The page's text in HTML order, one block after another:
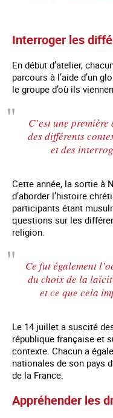
Interroger les
En début d’atelier,
parcours à l’aide d’un
le groupe d’où ils
C’est une
des différents
et des
Cette année, la sortie à
d’aborder l’histoire
participants étant
questions sur les
religion.
Ce fut également
du choix de la
et ce que cela
Le 14 juillet a suscité
république française et
contexte. Chacun a
nationales de son pays
de la France.
Appréhender les